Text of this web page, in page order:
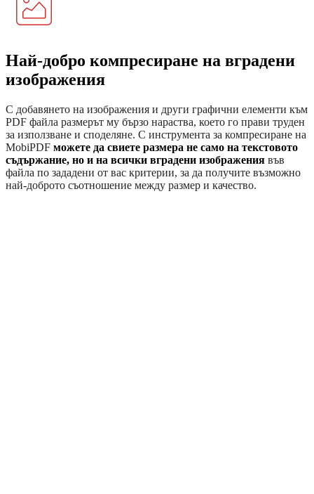
Най-добро компресиране на вградени
изображения
С добавянето на изображения и други графични елементи към
PDF файла размерът му бързо нараства, което го прави труден
за използване и споделяне. С инструмента за компресиране на
MobiPDF можете да свиете размера не само на текстовото
съдържание, но и на всички вградени изображения във
файла по зададени от вас критерии, за да получите възможно
най-доброто съотношение между размер и качество.